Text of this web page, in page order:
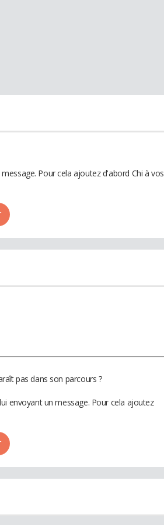
Pour cela ajoutez d'abord Chi à vos
pas dans son parcours ?
envoyant un message. Pour cela ajoutez